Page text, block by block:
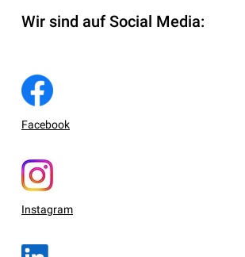
Wir sind auf Social Media:
Facebook
Instagram